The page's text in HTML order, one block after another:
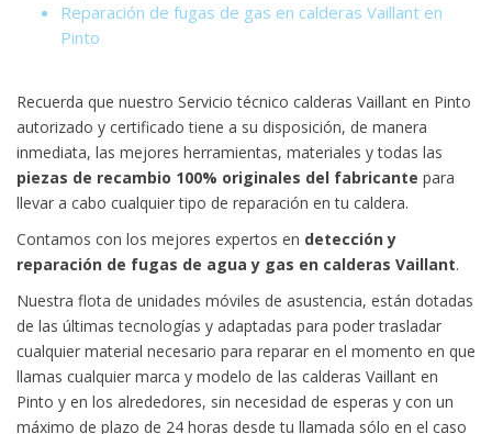
Reparación de fugas de gas en calderas Vaillant en
Pinto
Recuerda que nuestro Servicio técnico calderas Vaillant en Pinto
autorizado y certificado tiene a su disposición, de manera
inmediata, las mejores herramientas, materiales y todas las
piezas de recambio 100% originales del fabricante para
llevar a cabo cualquier tipo de reparación en tu caldera.
Contamos con los mejores expertos en detección y
reparación de fugas de agua y gas en calderas Vaillant.
Nuestra flota de unidades móviles de asustencia, están dotadas
de las últimas tecnologías y adaptadas para poder trasladar
cualquier material necesario para reparar en el momento en que
llamas cualquier marca y modelo de las calderas Vaillant en
Pinto y en los alrededores, sin necesidad de esperas y con un
máximo de plazo de 24 horas desde tu llamada sólo en el caso